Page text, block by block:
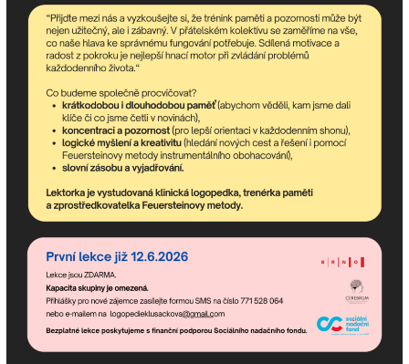
Odebírejte newsletter!
newsletter obsahuje nejaktuálnější nadcházející akce